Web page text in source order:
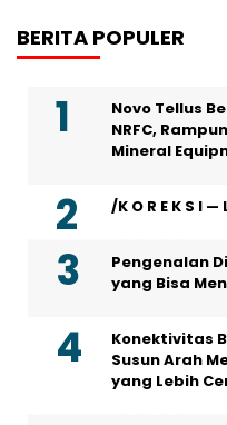
BERITA POPULER
Novo Tellus
NRFC,
Mineral
/K O R E K S I
Pengenalan
yang Bisa
Konektivitas
Susun Arah
yang Lebih